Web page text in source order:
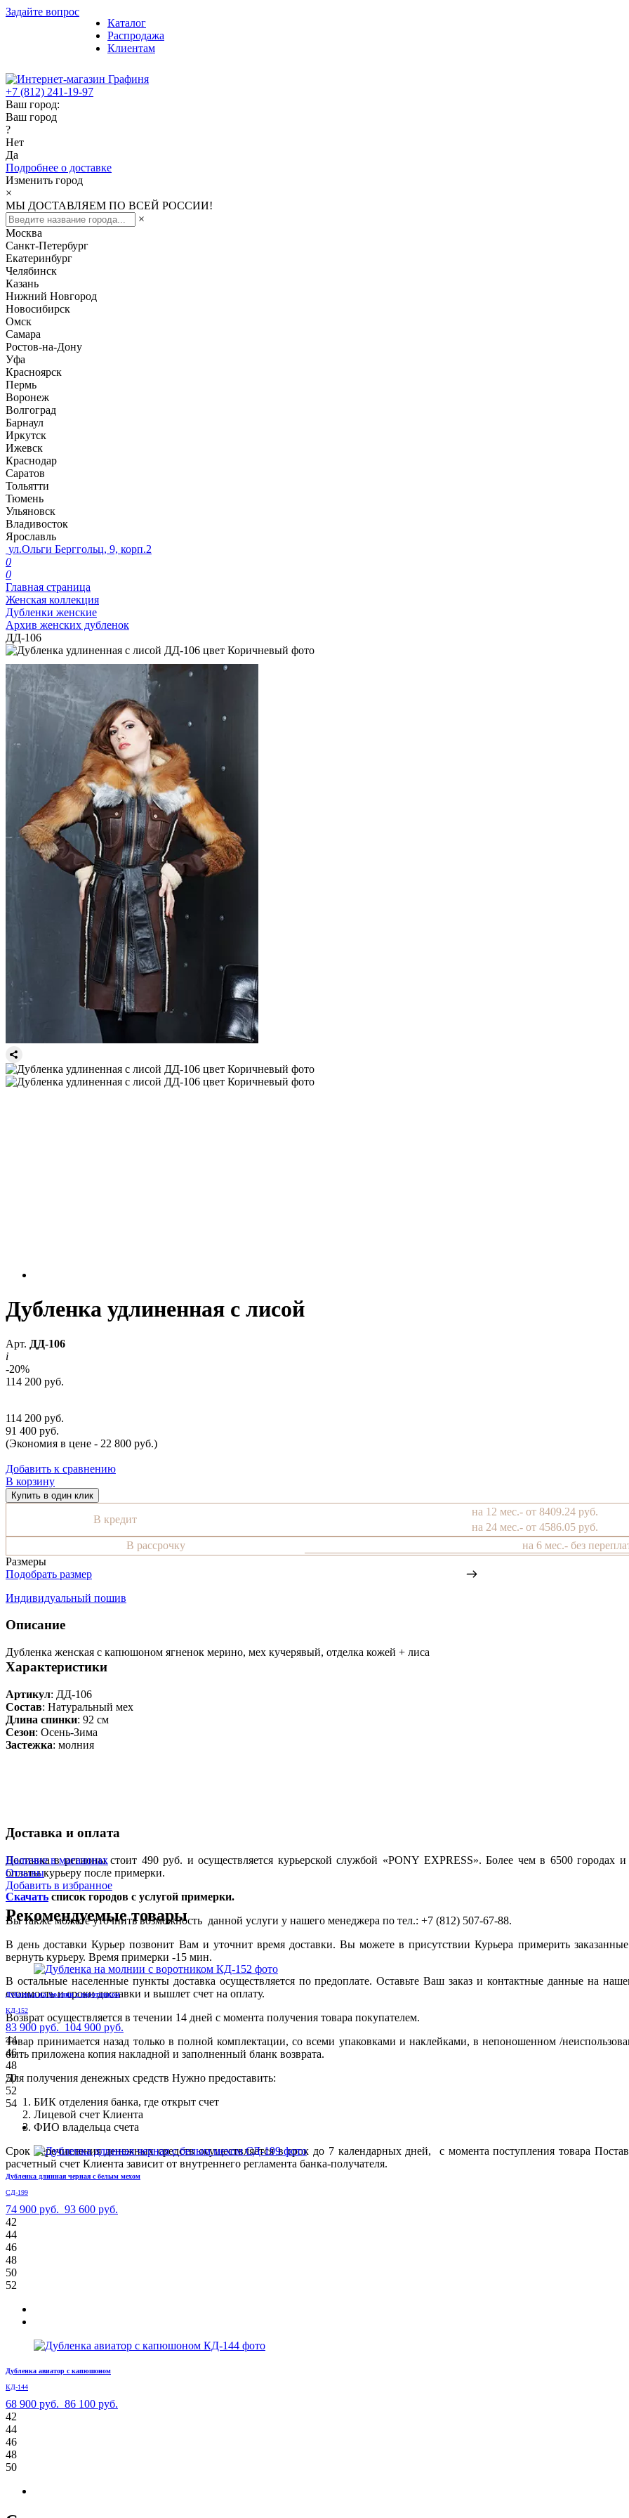
Задайте вопрос
Каталог
Распродажа
Клиентам
+7 (812) 241-19-97
Ваш город:
Ваш город
?
Нет
Да
Подробнее о доставке
Изменить город
×
МЫ ДОСТАВЛЯЕМ ПО ВСЕЙ РОССИИ!
×
Москва
Санкт-Петербург
Екатеринбург
Челябинск
Казань
Нижний Новгород
Новосибирск
Омск
Самара
Ростов-на-Дону
Уфа
Красноярск
Пермь
Воронеж
Волгоград
Барнаул
Иркутск
Ижевск
Краснодар
Саратов
Тольятти
Тюмень
Ульяновск
Владивосток
Ярославль
ул.Ольги Берггольц, 9, корп.2
0
0
Главная страница
Женская коллекция
Дубленки женские
Архив женских дубленок
ДД-106
Дубленка удлиненная с лисой
Арт. ДД-106
i
-20%
114 200 руб.
114 200 руб.
91 400 руб.
(Экономия в цене - 22 800 руб.)
Добавить к сравнению
В корзину
Купить в один клик
В кредит
на 12 мес.- от 8409.24 руб.
на 24 мес.- от 4586.05 руб.
В рассрочку
на 6 мес.- без
Размеры
Подобрать размер
Индивидуальный пошив
Описание
Дубленка женская с капюшоном ягненок мерино, мех кучерявый, отделка кожей + лиса
Характеристики
Артикул: ДД-106
Состав: Натуральный мех
Длина спинки: 92 см
Сезон: Осень-Зима
Застежка: молния
Доставка и оплата
Доставка в регионы стоит 490 руб. и осуществляется курьерской службой «PONY EXPRESS». Более чем в 6500 городах и
оплаты курьеру после примерки.
Скачать список городов с услугой примерки.
Вы также можете уточнить возможность данной услуги у нашего менеджера по тел.: +7 (812) 507-67-88.
В день доставки Курьер позвонит Вам и уточнит время доставки. Вы можете в присутствии Курьера примерить
вернуть курьеру. Время примерки -15 мин.
В остальные населенные пункты доставка осуществляется по предоплате. Оставьте Ваш заказ и контактные данные на
стоимость и сроки доставки и вышлет счет на оплату.
Возврат осуществляется в течении 14 дней с момента получения товара покупателем.
Товар принимается назад только в полной комплектации, со всеми упаковками и наклейками, в непоношенном /
быть приложена копия накладной и заполненный бланк возврата.
Для получения денежных средств Нужно предоставить:
БИК отделения банка, где открыт счет
Лицевой счет Клиента
ФИО владельца счета
Срок перечисления денежных средств осуществляется в срок до 7 календарных дней, с момента поступления товара
расчетный счет Клиента зависит от внутреннего регламента банка-получателя.
Наличие в магазинах
Отзывы
Добавить в избранное
Рекомендуемые товары
Дубленка на молнии с воротником
КД-152
83 900 руб. 104 900 руб.
44
46
48
50
52
54
Дубленка длинная черная с белым мехом
СД-199
74 900 руб. 93 600 руб.
42
44
46
48
50
52
Дубленка авиатор с капюшоном
КД-144
68 900 руб. 86 100 руб.
42
44
46
48
50